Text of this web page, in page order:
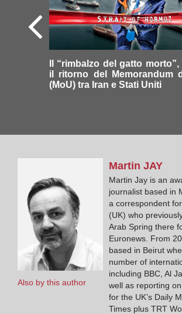
Il “rimbalzo del gatto
il ritorno del Memorandum
(MoU) tra Iran e Stati Uniti
Also by this author
MartinJAY
Martin Jay is an
journalist based in
a correspondent
(UK) who
Arab Spring there
Euronews. From
based in Beirut
number of
including BBC, Al
well as reporting
for the UK’s Daily
Times plus TRT